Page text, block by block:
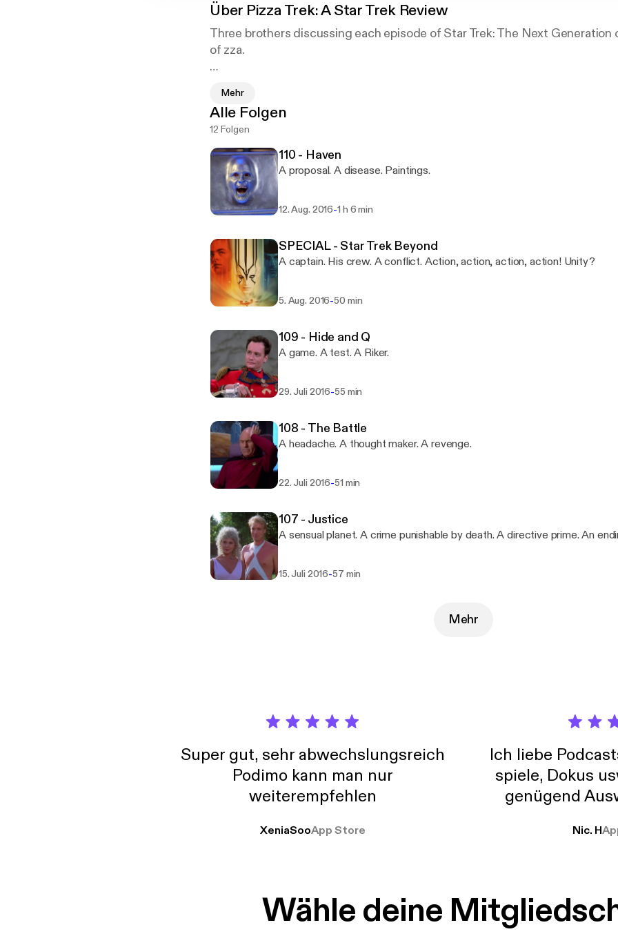
Über Pizza Trek: A Star Trek Review
Three brothers discussing each episode of Star Trek: The Next
of zza.
of The Next Generation - discussing trivia, goofs, reviews, and
baked dish of crust typically topped with tomato sauce, cheese and other
meat, vegetables or fruit?!
Mehr
Alle Folgen
12 Folgen
110 - Haven
A proposal. A disease. Paintings.
12. Aug. 2016-1 h 6 min
SPECIAL - Star Trek Beyond
A captain. His crew. A conflict. Action, action, action, action! Unity?
5. Aug. 2016-50 min
109 - Hide and Q
A game. A test. A Riker.
29. Juli 2016-55 min
108 - The Battle
A headache. A thought maker. A revenge.
22. Juli 2016-51 min
107 - Justice
A sensual planet. A crime punishable by death. A directive prime. An
15. Juli 2016-57 min
Mehr
Super gut, sehr abwechslungsreich
Podimo kann man nur
weiterempfehlen
XeniaSooApp Store
Ich liebe
spiele, Dokus
genügend
Nic. H
Wähle deine